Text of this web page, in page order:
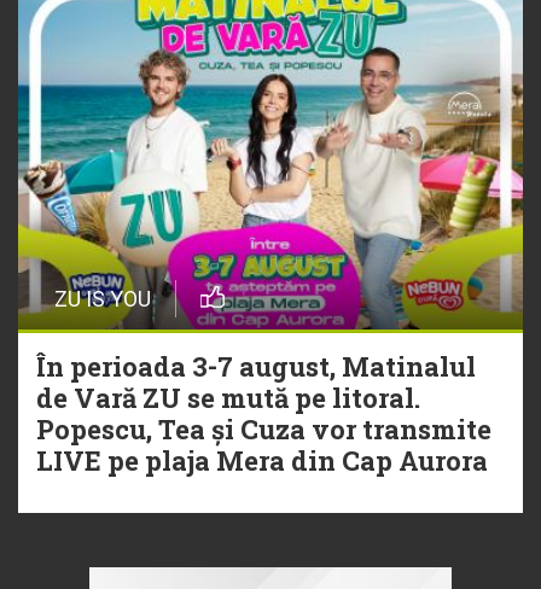
ZU IS YOU
În perioada 3-7 august, Matinalul
de Vară ZU se mută pe litoral.
Popescu, Tea și Cuza vor transmite
LIVE pe plaja Mera din Cap Aurora